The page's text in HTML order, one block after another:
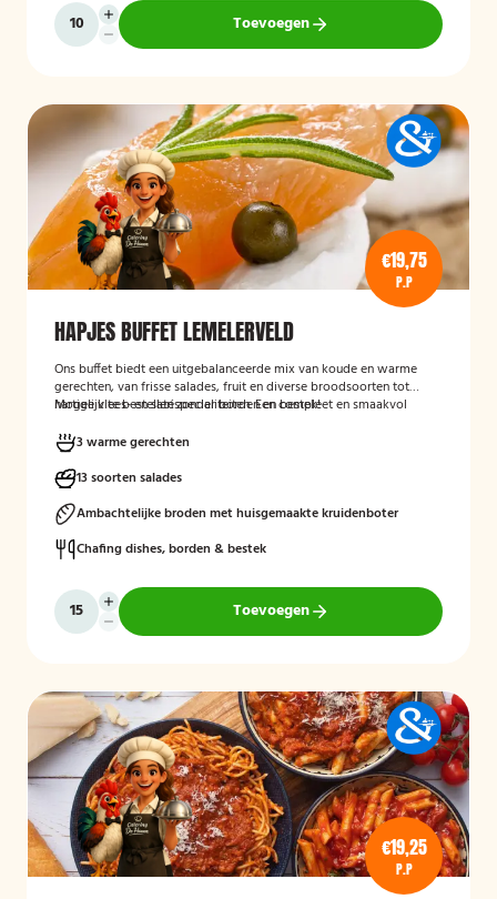
Toevoegen
€19,75
P.P
HAPJES BUFFET LEMELERVELD
Ons buffet biedt een uitgebalanceerde mix van koude en warme
gerechten, van frisse salades, fruit en diverse broodsoorten tot
hartige vlees- en satéspecialiteiten. Een compleet en smaakvol
Mogelijk te bestellen zonder borden en bestek!
3 warme gerechten
13 soorten salades
Ambachtelijke broden met huisgemaakte kruidenboter
Chafing dishes, borden & bestek
Toevoegen
€19,25
P.P